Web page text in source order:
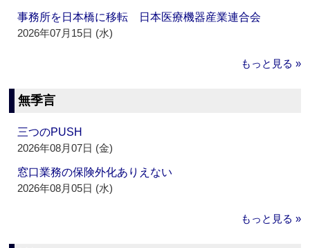
事務所を日本橋に移転 日本医療機器産業連合会
2026年07月15日 (水)
もっと見る »
無季言
三つのPUSH
2026年08月07日 (金)
窓口業務の保険外化ありえない
2026年08月05日 (水)
もっと見る »